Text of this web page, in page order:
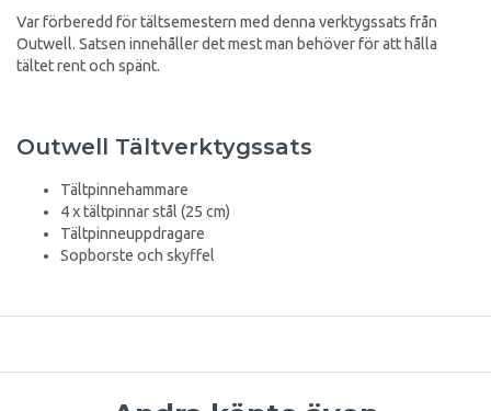
Var förberedd för tältsemestern med denna verktygssats från
Outwell. Satsen innehåller det mest man behöver för att hålla
tältet rent och spänt.
Outwell Tältverktygssats
Tältpinnehammare
4 x tältpinnar stål (25 cm)
Tältpinneuppdragare
Sopborste och skyffel